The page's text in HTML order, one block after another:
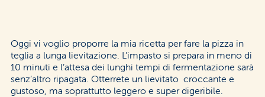
Oggi vi voglio proporre la mia ricetta per fare la pizza in
teglia a lunga lievitazione. L’impasto si prepara in meno di
10 minuti e l’attesa dei lunghi tempi di fermentazione sarà
senz’altro ripagata. Otterrete un lievitato croccante e
gustoso, ma soprattutto leggero e super digeribile.